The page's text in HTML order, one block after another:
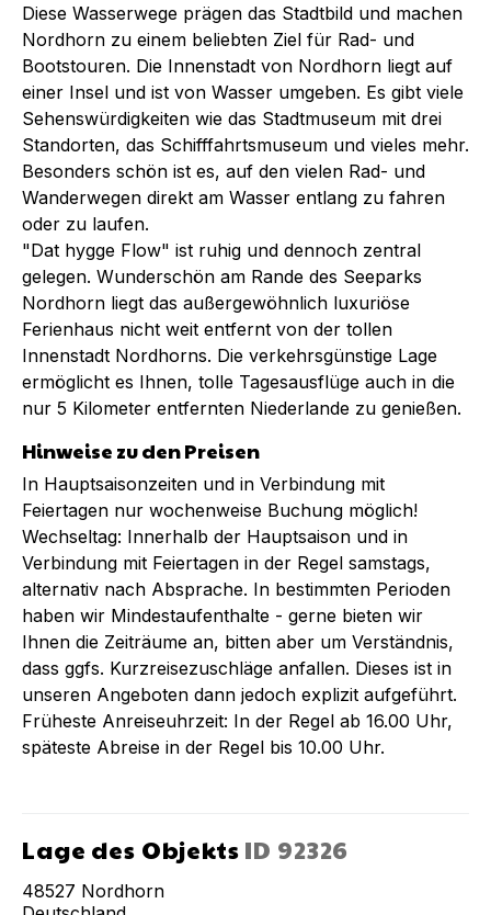
Diese Wasserwege prägen das Stadtbild und machen
Nordhorn zu einem beliebten Ziel für Rad- und
Bootstouren. Die Innenstadt von Nordhorn liegt auf
einer Insel und ist von Wasser umgeben. Es gibt viele
Sehenswürdigkeiten wie das Stadtmuseum mit drei
Standorten, das Schifffahrtsmuseum und vieles mehr.
Besonders schön ist es, auf den vielen Rad- und
Wanderwegen direkt am Wasser entlang zu fahren
oder zu laufen.
"Dat hygge Flow" ist ruhig und dennoch zentral
gelegen. Wunderschön am Rande des Seeparks
Nordhorn liegt das außergewöhnlich luxuriöse
Ferienhaus nicht weit entfernt von der tollen
Innenstadt Nordhorns. Die verkehrsgünstige Lage
ermöglicht es Ihnen, tolle Tagesausflüge auch in die
nur 5 Kilometer entfernten Niederlande zu genießen.
Hinweise zu den Preisen
In Hauptsaisonzeiten und in Verbindung mit
Feiertagen nur wochenweise Buchung möglich!
Wechseltag: Innerhalb der Hauptsaison und in
Verbindung mit Feiertagen in der Regel samstags,
alternativ nach Absprache. In bestimmten Perioden
haben wir Mindestaufenthalte - gerne bieten wir
Ihnen die Zeiträume an, bitten aber um Verständnis,
dass ggfs. Kurzreisezuschläge anfallen. Dieses ist in
unseren Angeboten dann jedoch explizit aufgeführt.
Früheste Anreiseuhrzeit: In der Regel ab 16.00 Uhr,
späteste Abreise in der Regel bis 10.00 Uhr.
Lage des Objekts ID 92326
48527 Nordhorn